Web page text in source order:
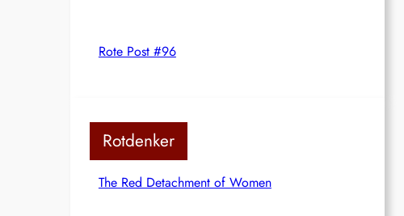
Rote Post #96
Rotdenker
The Red Detachment of Women